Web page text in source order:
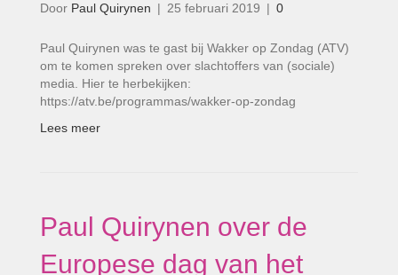
Door Paul Quirynen | 25 februari 2019 | 0
Paul Quirynen was te gast bij Wakker op Zondag (ATV)
om te komen spreken over slachtoffers van (sociale)
media. Hier te herbekijken:
https://atv.be/programmas/wakker-op-zondag
Lees meer
Paul Quirynen over de
Europese dag van het